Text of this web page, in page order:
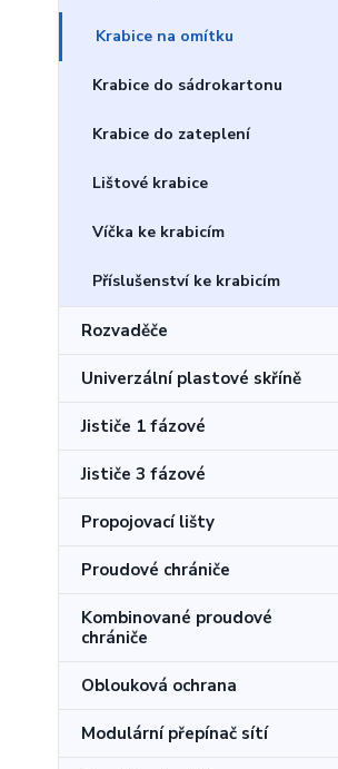
Krabice na omítku
Krabice do sádrokartonu
Krabice do zateplení
Lištové krabice
Víčka ke krabicím
Příslušenství ke krabicím
Rozvaděče
Univerzální plastové skříně
Jističe 1 fázové
Jističe 3 fázové
Propojovací lišty
Proudové chrániče
Kombinované proudové
chrániče
Oblouková ochrana
Modulární přepínač sítí